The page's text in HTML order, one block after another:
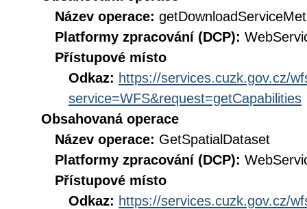
Název operace:
Platformy zpracování (DCP):
Přístupové místo
Odkaz: https://services.cuzk.gov.cz/
service=WFS&request=getCapabilities
Obsahovaná operace
Název operace: GetSpatialDataset
Platformy zpracování (DCP):
Přístupové místo
Odkaz: https://services.cuzk.gov.cz/